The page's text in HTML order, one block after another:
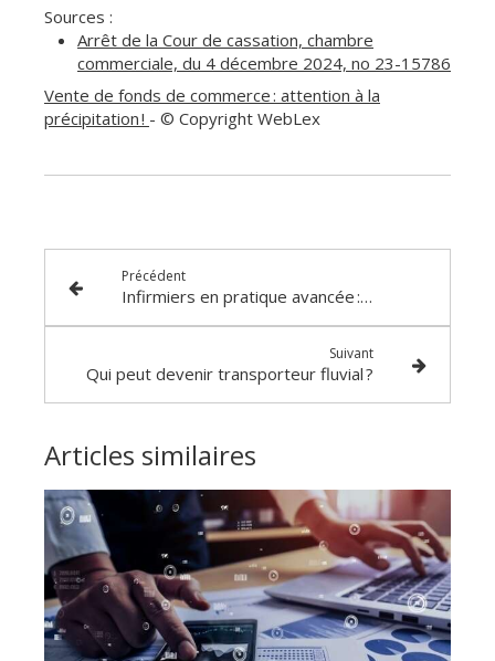
Sources :
Arrêt de la Cour de cassation, chambre
commerciale, du 4 décembre 2024, no 23-15786
Vente de fonds de commerce : attention à la
précipitation ! - © Copyright WebLex
Précédent
Infirmiers en pratique avancée : l’accès direct est arrivé
Suivant
Qui peut devenir transporteur fluvial ?
Articles similaires